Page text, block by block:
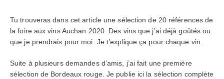
Tu trouveras dans cet article une sélection de 20 références de
la foire aux vins Auchan 2020. Des vins que j’ai déjà goûtés ou
que je prendrais pour moi. Je t’explique ça pour chaque vin.
Suite à plusieurs demandes d’amis, j’ai fait une première
sélection de Bordeaux rouge. Je publie ici la sélection complète